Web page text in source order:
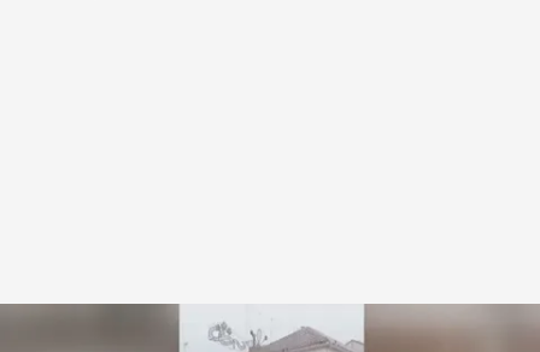
Inundaciones provocadas por la Dana que atraviesa España